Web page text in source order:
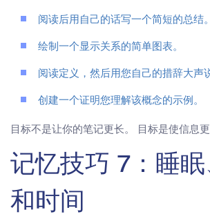
阅读后用自己的话写一个简短的总结。
绘制一个显示关系的简单图表。
阅读定义，然后用您自己的措辞大声
创建一个证明您理解该概念的示例。
目标不是让你的笔记更长。 目标是使信息更
记忆技巧 7：睡
和时间